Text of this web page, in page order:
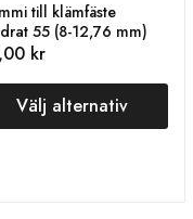
till klämfäste
55 (8-12,76 mm)
kr
Välj alternativ